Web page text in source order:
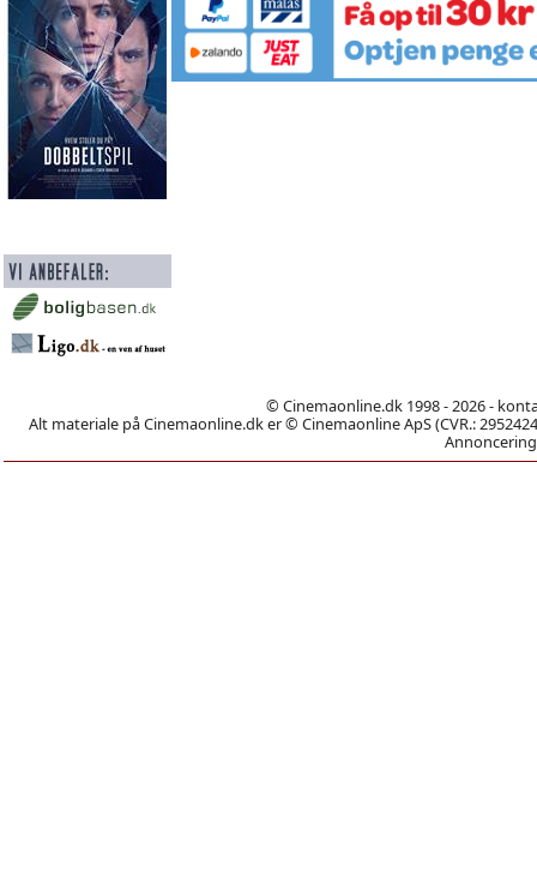
© Cinemaonline.dk 1998 - 2026 -
Alt materiale på Cinemaonline.dk er © Cinemaonline ApS (CVR.: